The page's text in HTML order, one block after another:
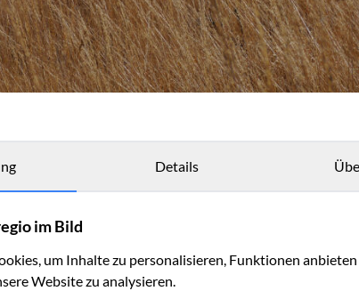
Details
im Bild
um Inhalte zu personalisieren, Funktionen
Website zu analysieren.